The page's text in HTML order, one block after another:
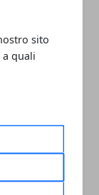
sito
quali